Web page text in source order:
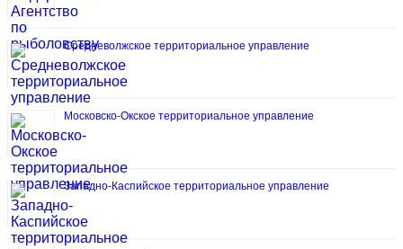
Средневолжское территориальное управление
Московско-Окское территориальное управление
Западно-Каспийское территориальное управление